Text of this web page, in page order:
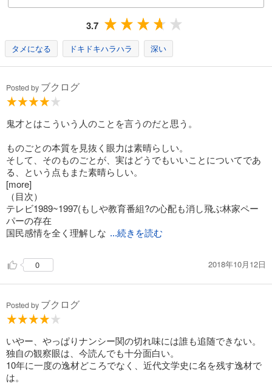
3.7
タメになる ドキドキハラハラ 深い
Posted by ブクログ
鬼才とはこういう人のことを言うのだと思う。
ものごとの本質を見抜く眼力は素晴らしい。
そして、そのものごとが、実はどうでもいいことについてであ
る、という点もまた素晴らしい。
[more]
（目次）
テレビ1989~1997(もしや教育番組?の心配も消し飛ぶ林家ペー
パーの存在
国民感情を全く理解しな ...続きを読む
0 2018年10月12日
Posted by ブクログ
いやー、やっぱりナンシー関の切れ味には誰も追随できない。
独自の観察眼は、今読んでも十分面白い。
10年に一度の逸材どころでなく、近代文学史に名を残す逸材で
は。